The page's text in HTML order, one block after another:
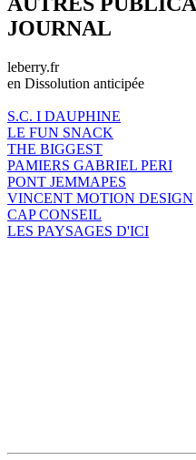
JOURNAL
leberry.fr
en Dissolution anticipée
S.C. I DAUPHINE
LE FUN SNACK
THE BIGGEST
PAMIERS GABRIEL PERI
PONT JEMMAPES
VINCENT MOTION DESIGN
CAP CONSEIL
LES PAYSAGES D'ICI